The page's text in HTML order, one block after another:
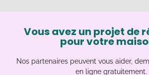
Vous avez un projet de
pour votre
Nos partenaires peuvent vous aider,
en ligne gratuitement.